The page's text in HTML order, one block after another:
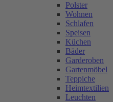
Polster
Wohnen
Schlafen
Speisen
Küchen
Bäder
Garderoben
Gartenmöbel
Teppiche
Heimtextilien
Leuchten